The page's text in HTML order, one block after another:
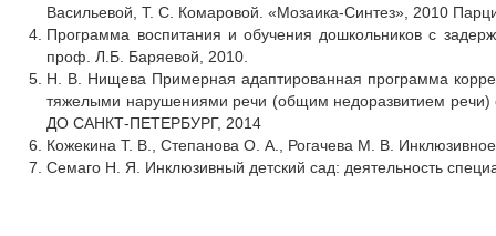
Васильевой, Т. С. Комаровой. «Мозаика-Синтез», 2010
Программа воспитания и обучения дошкольников с
проф. Л.Б. Баряевой, 2010.
Н. В. Нищева Примерная адаптированная программа
тяжелыми нарушениями речи (общим недоразвитием речи)
ДО САНКТ-ПЕТЕРБУРГ, 2014
Кожекина Т. В., Степанова О. А., Рогачева М. В.
Семаго Н. Я. Инклюзивный детский сад: деятельность